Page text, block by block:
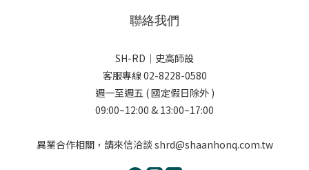
聯絡我們
SH-RD｜史高師設
客服專線 02-8228-0580
週一至週五 ( 國定假日除外 )
09:00~12:00 & 13:00~17:00
異業合作相關，請來信洽談 shrd@shaanhonq.com.tw